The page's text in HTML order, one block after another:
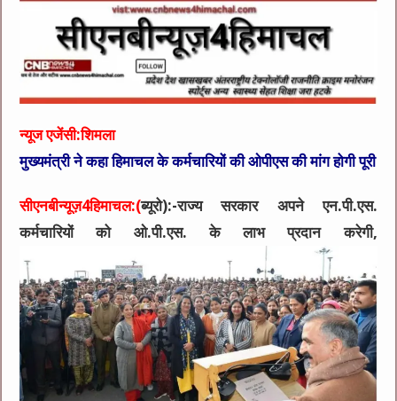
न्यूज एजेंसी:शिमला
मुख्यमंत्री ने कहा हिमाचल के कर्मचारियों की ओपीएस की मांग होगी पूरी
सीएनबीन्यूज़4हिमाचल:(ब्यूरो):-राज्य सरकार अपने एन.पी.एस.
कर्मचारियों को ओ.पी.एस. के लाभ प्रदान करेगी,